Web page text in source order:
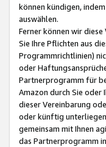
können kündigen,
auswählen.
Ferner können wir
Sie Ihre Pflichten aus
Programmrichtlinien)
oder
Partnerprogramm für
Amazon durch Sie oder
dieser Vereinbarung
oder künftig unterliegen
gemeinsam mit Ihnen
das Partnerprogramm